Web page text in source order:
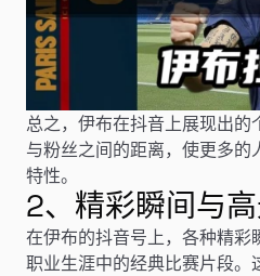
总之，伊布在抖音上展现出
与粉丝之间的距离，使更多的
特性。
2、精彩瞬间与
在伊布的抖音号上，各种精彩
职业生涯中的经典比赛片段。